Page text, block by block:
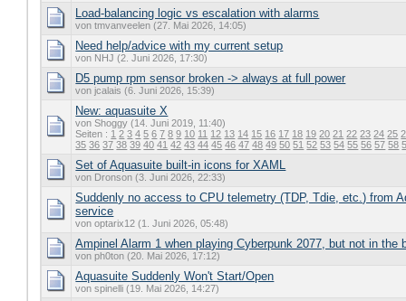
Load-balancing logic vs escalation with alarms
von tmvanveelen (27. Mai 2026, 14:05)
Need help/advice with my current setup
von NHJ (2. Juni 2026, 17:30)
D5 pump rpm sensor broken -> always at full power
von jcalais (6. Juni 2026, 15:39)
New: aquasuite X
von Shoggy (14. Juni 2019, 11:40)
Seiten : 1 2 3 4 5 6 7 8 9 10 11 12 13 14 15 16 17 18 19 20 21 22 23 24 25
35 36 37 38 39 40 41 42 43 44 45 46 47 48 49 50 51 52 53 54 55 56 57 58
Set of Aquasuite built-in icons for XAML
von Dronson (3. Juni 2026, 22:33)
Suddenly no access to CPU telemetry (TDP, Tdie, etc.) from
service
von optarix12 (1. Juni 2026, 05:48)
Ampinel Alarm 1 when playing Cyberpunk 2077, but not in the
von ph0ton (20. Mai 2026, 17:12)
Aquasuite Suddenly Won't Start/Open
von spinelli (19. Mai 2026, 14:27)